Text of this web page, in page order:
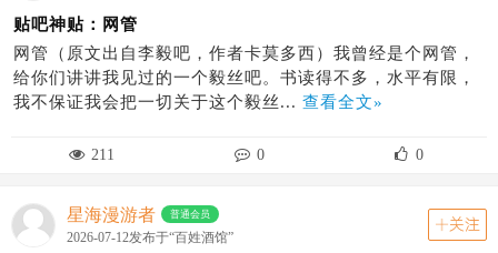
贴吧神贴：网管
网管（原文出自李毅吧，作者卡莫多西）我曾经是个网管，
给你们讲讲我见过的一个毅丝吧。书读得不多，水平有限，
我不保证我会把一切关于这个毅丝... 查看全文»
211 0 0
星海漫游者 普通会员
2026-07-12发布于“百姓酒馆”
关注